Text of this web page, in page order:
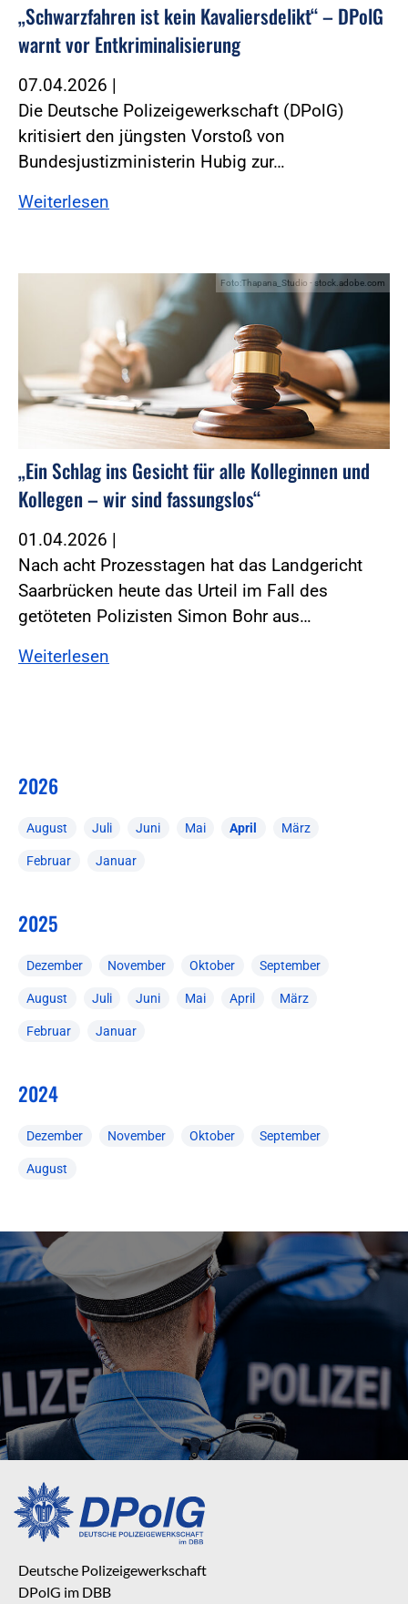
„Schwarzfahren ist kein Kavaliersdelikt“ – DPolG
warnt vor Entkriminalisierung
07.04.2026 |
Die Deutsche Polizeigewerkschaft (DPolG)
kritisiert den jüngsten Vorstoß von
Bundesjustizministerin Hubig zur…
Weiterlesen
Foto:Thapana_Studio - stock.adobe.com
„Ein Schlag ins Gesicht für alle Kolleginnen und
Kollegen – wir sind fassungslos“
01.04.2026 |
Nach acht Prozesstagen hat das Landgericht
Saarbrücken heute das Urteil im Fall des
getöteten Polizisten Simon Bohr aus…
Weiterlesen
2026
August Juli Juni Mai April März
Februar Januar
2025
Dezember November Oktober September
August Juli Juni Mai April März
Februar Januar
2024
Dezember November Oktober September
August
Deutsche Polizeigewerkschaft
DPolG im DBB